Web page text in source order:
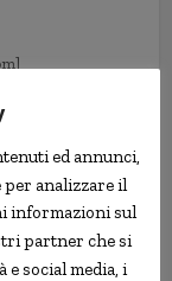
ed annunci,
analizzare il
informazioni sul
partner che si
e social media, i